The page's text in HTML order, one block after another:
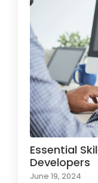
Essential
Developers
June 19, 2024